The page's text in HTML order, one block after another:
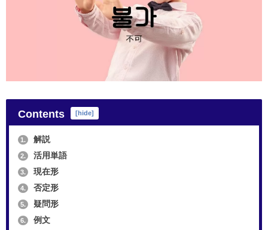
Contents [hide]
1. 解説
2. 活用単語
3. 現在形
4. 否定形
5. 疑問形
6. 例文